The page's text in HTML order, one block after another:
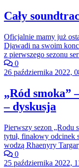
Cały
Oficjalnie mamy już
Djawadi na swoim
z pierwszego sezonu
0
26 października 2022,
„Ród smoka”
– dyskusja
Pierwszy sezon „Rodu
tytuł, finałowy odcinek
wodzą Rhaenyry
0
25 października 2022,